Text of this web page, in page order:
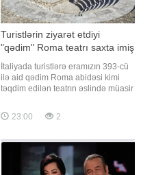
Turistlərin ziyarət etdiyi
"qədim" Roma teatrı saxta imiş
İtaliyada turistlərə eramızın 393-cü
ilə aid qədim Roma abidəsi kimi
təqdim edilən teatrın əslində müasir
olduğu müəyyən edilib. Məhkəmə
bu obyektin yaradıcısı Franko
saxtalaşdırılması və qanunsuz tikinti
işləri aparmaqda təqsirli bilib.
23:00 2